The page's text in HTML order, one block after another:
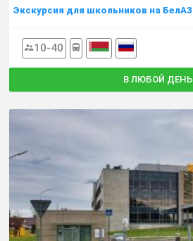
Экскурсия для школьников на БелАЗ
10-40
В ЛЮБОЙ ДЕНЬ